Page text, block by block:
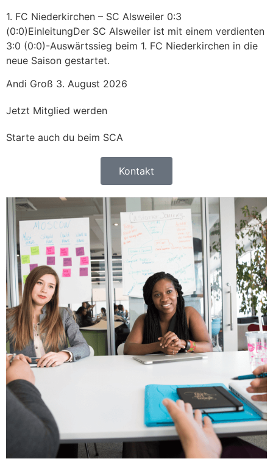
1. FC Niederkirchen – SC Alsweiler 0:3
(0:0)EinleitungDer SC Alsweiler ist mit einem verdienten
3:0 (0:0)-Auswärtssieg beim 1. FC Niederkirchen in die
neue Saison gestartet.
Andi Groß 3. August 2026
Jetzt Mitglied werden
Starte auch du beim SCA
Kontakt